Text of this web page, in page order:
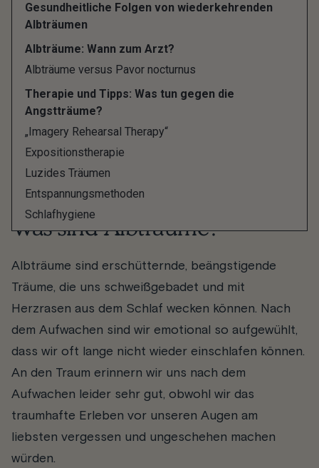
Gesundheitliche Folgen von wiederkehrenden
Albträumen
Albträume: Wann zum Arzt?
Albträume versus Pavor nocturnus
Therapie und Tipps: Was tun gegen die
Angstträume?
„Imagery Rehearsal Therapy“
Expositionstherapie
Luzides Träumen
Entspannungsmethoden
Schlafhygiene
(Insomnien), wäre eine Abklärung bei einem Arzt
und eine Behandlung empfehlenswert.
Was genau sind Albträume und was bedeuten sie?
Welche Ursachen und Auslöser gibt es dafür und
was kannst Du gegen die nächtlichen
Horrorszenarien tun? Hier erfährst Du alles über
das Thema Albträume und wie Du sie vermeiden
kannst.
Was sind Albträume?
Albträume sind erschütternde, beängstigende
Träume, die uns schweißgebadet und mit
Herzrasen aus dem Schlaf wecken können. Nach
dem Aufwachen sind wir emotional so aufgewühlt,
dass wir oft lange nicht wieder einschlafen können.
An den Traum erinnern wir uns nach dem
Aufwachen leider sehr gut, obwohl wir das
traumhafte Erleben vor unseren Augen am
liebsten vergessen und ungeschehen machen
würden.